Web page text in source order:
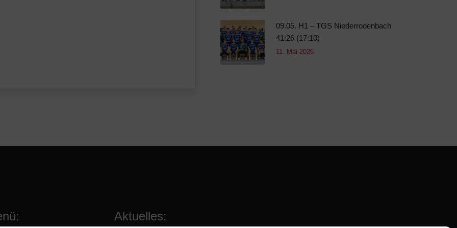
09.05. H1 – TGS Niederrodenbach
41:26 (17:10)
11. Mai 2026
Aktuelles: